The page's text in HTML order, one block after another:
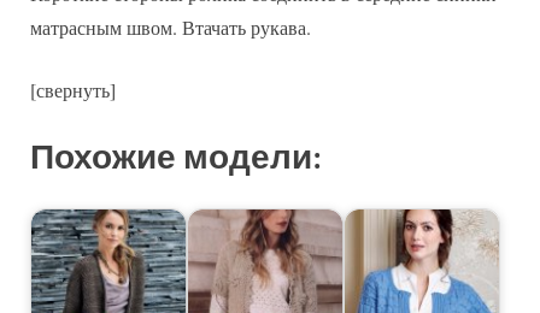
матрасным швом. Втачать рукава.
[свернуть]
Похожие модели: